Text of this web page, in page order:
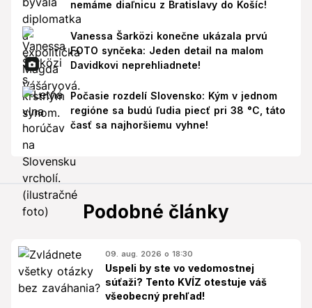
nemáme diaľnicu z Bratislavy do Košíc!
Vanessa Šarközi konečne ukázala prvú
FOTO synčeka: Jeden detail na malom
Davidkovi neprehliadnete!
Počasie rozdelí Slovensko: Kým v jednom
regióne sa budú ľudia piecť pri 38 °C, táto
časť sa najhoršiemu vyhne!
Podobné články
09. aug. 2026 o 18:30
Uspeli by ste vo vedomostnej
súťaži? Tento KVÍZ otestuje váš
všeobecný prehľad!